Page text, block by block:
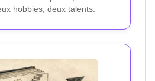
hobbies, deux talents.